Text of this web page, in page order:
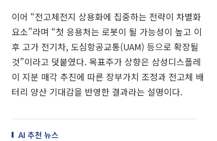
이어 “전고체전지 상용화에 집중하는 전략이 차별화
요소”라며 “첫 응용처는 로봇이 될 가능성이 높고 이
후 고가 전기차, 도심항공교통(UAM) 등으로 확장될
것”이라고 덧붙였다. 목표주가 상향은 삼성디스플레
이 지분 매각 추진에 따른 장부가치 조정과 전고체 배
터리 양산 기대감을 반영한 결과라는 설명이다.
AI 추천 뉴스